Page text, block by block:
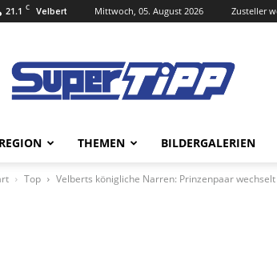
21.1 C Velbert Mittwoch, 05. August 2026 Zusteller
Tipp
Online
REGION THEMEN BILDERGALERIEN
Top Velberts königliche Narren: Prinzenpaar